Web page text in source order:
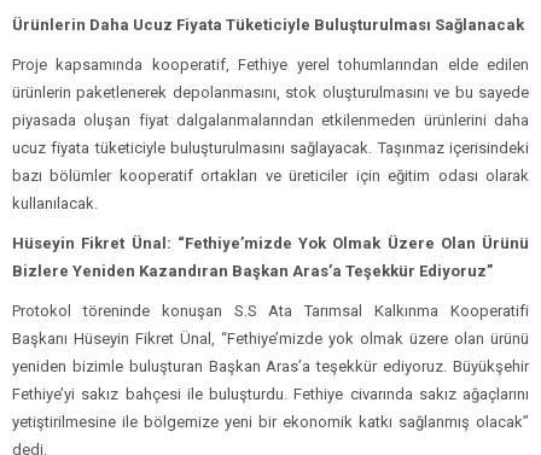
Ürünlerin Daha Ucuz Fiyata Tüketiciyle Buluşturulması Sağlanacak
Proje kapsamında kooperatif, Fethiye yerel tohumlarından elde edilen
ürünlerin paketlenerek depolanmasını, stok oluşturulmasını ve bu sayede
piyasada oluşan fiyat dalgalanmalarından etkilenmeden ürünlerini daha
ucuz fiyata tüketiciyle buluşturulmasını sağlayacak. Taşınmaz içerisindeki
bazı bölümler kooperatif ortakları ve üreticiler için eğitim odası olarak
kullanılacak.
Hüseyin Fikret Ünal: “Fethiye’mizde Yok Olmak Üzere Olan Ürünü
Bizlere Yeniden Kazandıran Başkan Aras’a Teşekkür Ediyoruz”
Protokol töreninde konuşan S.S Ata Tarımsal Kalkınma Kooperatifi
Başkanı Hüseyin Fikret Ünal, “Fethiye’mizde yok olmak üzere olan ürünü
yeniden bizimle buluşturan Başkan Aras’a teşekkür ediyoruz. Büyükşehir
Fethiye’yi sakız bahçesi ile buluşturdu. Fethiye civarında sakız ağaçlarını
yetiştirilmesine ile bölgemize yeni bir ekonomik katkı sağlanmış olacak”
dedi.